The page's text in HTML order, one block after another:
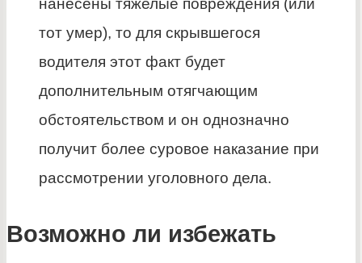
нанесены тяжелые повреждения (или
тот умер), то для скрывшегося
водителя этот факт будет
дополнительным отягчающим
обстоятельством и он однозначно
получит более суровое наказание при
рассмотрении уголовного дела.
Возможно ли избежать